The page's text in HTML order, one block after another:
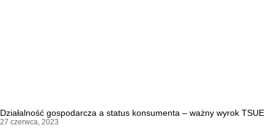
Działalność gospodarcza a status konsumenta – ważny wyrok TSUE
27 czerwca, 2023